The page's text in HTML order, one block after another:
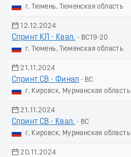
г. Тюмень, Тюменская область
12.12.2024
Спринт КЛ - Квал. - ВС19-20
г. Тюмень, Тюменская область
21.11.2024
Спринт СВ - Финал - ВС
г. Кировск, Мурманская область
21.11.2024
Спринт СВ - Квал. - ВС
г. Кировск, Мурманская область
20.11.2024